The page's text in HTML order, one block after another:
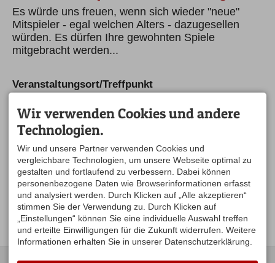
Es würde uns freuen, wenn sich wieder "neue"
Mitspieler - egal welchen Alters - dazugesellen
würden. Es dürfen Ihre gewohnten Spiele
mitgebracht werden...
Veranstaltungsort/Treffpunkt
Hopfen 27
88167 Stiefenhofen
DEauf der Karte anzeigen
Ansprechpartner
Hildegard Kimpfler
Seniorenbeauftragte
Tel.08383 7639
Mobil0160 768 85 85
seniorennetz@argental.eu
KONTAKT UNSERE
Wir verwenden Cookies und andere
Technologien.
Wir und unsere Partner verwenden Cookies und
vergleichbare Technologien, um unsere Webseite optimal zu
gestalten und fortlaufend zu verbessern. Dabei können
personenbezogene Daten wie Browserinformationen erfasst
und analysiert werden. Durch Klicken auf „Alle akzeptieren“
stimmen Sie der Verwendung zu. Durch Klicken auf
„Einstellungen“ können Sie eine individuelle Auswahl treffen
und erteilte Einwilligungen für die Zukunft widerrufen. Weitere
Informationen erhalten Sie in unserer Datenschutzerklärung.